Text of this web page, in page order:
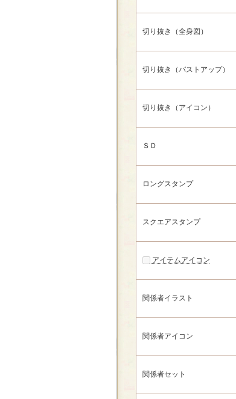
切り抜き（全身図）
切り抜き（バストアップ）
切り抜き（アイコン）
ＳＤ
ロングスタンプ
スクエアスタンプ
アイテムアイコン
関係者イラスト
関係者アイコン
関係者セット